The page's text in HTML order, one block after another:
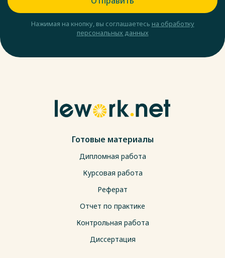
Нажимая на кнопку, вы соглашаетесь на обработку
персональных данных
Готовые материалы
Дипломная работа
Курсовая работа
Реферат
Отчет по практике
Контрольная работа
Диссертация